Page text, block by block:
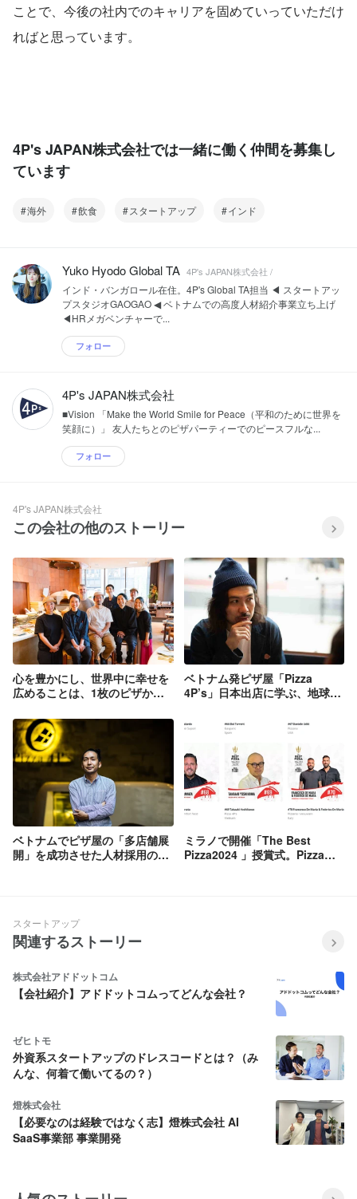
ことで、今後の社内でのキャリアを固めていっていただけ
ればと思っています。
4P's JAPAN株式会社では一緒に働く仲間を募集し
ています
海外 飲食 スタートアップ インド
Yuko Hyodo Global TA 4P's JAPAN株式会社 /
インド・バンガロール在住。4P's Global TA担当 ◀ スタートアッ
プスタジオGAOGAO ◀ ベトナムでの高度人材紹介事業立ち上げ
◀HRメガベンチャーで...
フォロー
4P's JAPAN株式会社
■Vision 「Make the World Smile for Peace（平和のために世界を
笑顔に）」 友人たちとのピザパーティーでのピースフルな...
フォロー
4P's JAPAN株式会社
この会社の他のストーリー
心を豊かにし、世界中に幸せを
広めることは、1枚のピザから
ベトナム発ピザ屋「Pizza
4P’s」日本出店に学ぶ、地球と
ベトナムでピザ屋の「多店舗展
開」を成功させた人材採用のポ
ミラノで開催「The Best
Pizza2024 」授賞式。Pizza
スタートアップ
関連するストーリー
株式会社アドドットコム
【会社紹介】アドドットコムってどんな会社？
ゼヒトモ
外資系スタートアップのドレスコードとは？（み
んな、何着て働いてるの？）
燈株式会社
【必要なのは経験ではなく志】燈株式会社 AI
SaaS事業部 事業開発